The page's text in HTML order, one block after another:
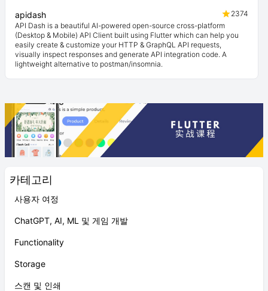
카테고리
사용자 여정
ChatGPT, AI, ML 및 게임 개발
Functionality
Storage
스캔 및 인쇄
apidash
2374
API Dash is a beautiful AI-powered open-source cross-platform
(Desktop & Mobile) API Client built using Flutter which can help you
easily create & customize your HTTP & GraphQL API requests,
visually inspect responses and generate API integration code. A
lightweight alternative to postman/insomnia.